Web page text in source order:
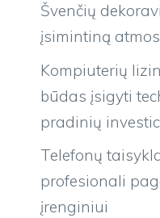
Švenčių
įsimintiną
Kompiuterių
būdas įsigyti
pradinių
Telefonų
profesionali
įrenginiui